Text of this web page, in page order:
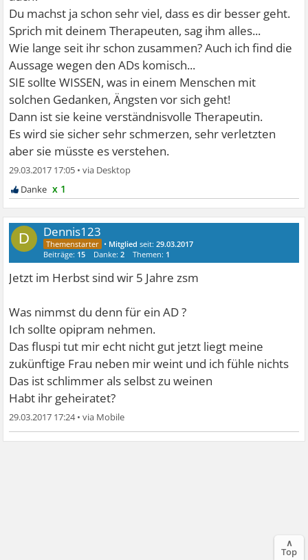
Du machst ja schon sehr viel, dass es dir besser geht.
Sprich mit deinem Therapeuten, sag ihm alles...
Wie lange seit ihr schon zusammen? Auch ich find die
Aussage wegen den ADs komisch...
SIE sollte WISSEN, was in einem Menschen mit
solchen Gedanken, Ängsten vor sich geht!
Dann ist sie keine verständnisvolle Therapeutin.
Es wird sie sicher sehr schmerzen, sehr verletzten
aber sie müsste es verstehen.
29.03.2017 17:05 •
x 1
D Dennis123
• Mitglied seit:29.03.2017
Beiträge: 15 Danke:2 Themen: 1
Jetzt im Herbst sind wir 5 Jahre zsm
Was nimmst du denn für ein AD ?
Ich sollte opipram nehmen.
Das fluspi tut mir echt nicht gut jetzt liegt meine
zukünftige Frau neben mir weint und ich fühle nichts
Das ist schlimmer als selbst zu weinen
Habt ihr geheiratet?
29.03.2017 17:24•
∧
Top